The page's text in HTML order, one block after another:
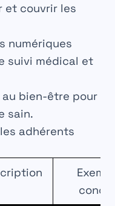
et couvrir les
numériques
suivi médical et
au bien-être pour
sain.
adhérents